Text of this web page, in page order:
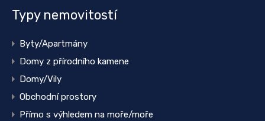
Typy nemovitostí
Byty/Apartmány
Domy z přírodního kamene
Domy/Vily
Obchodní prostory
Přímo s výhledem na moře/moře